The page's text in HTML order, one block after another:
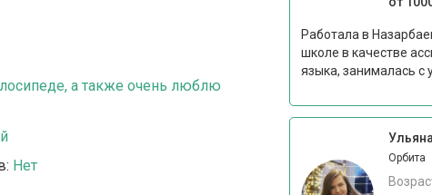
а также очень люблю
Нет
Работала в
школе в качестве
языка, занималась с
Орбита